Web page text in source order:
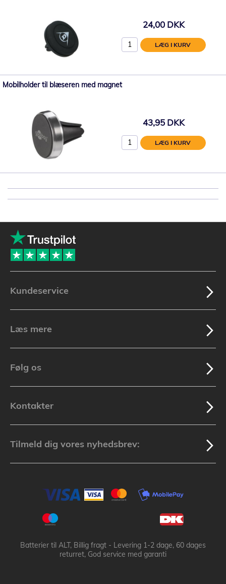
24,00 DKK
LÆG I KURV
Mobilholder til blæseren med magnet
43,95 DKK
LÆG I KURV
Kundeservice
Læs mere
Følg os
Kontakter
Tilmeld dig vores nyhedsbrev:
Batterier til ALT, Billig fragt - Levering 1-2 dage, 60 dages
returret, God service med garanti